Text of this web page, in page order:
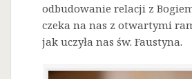
odbudowanie relacji z
czeka na nas z otwartymi
jak uczyła nas św. Faustyna.